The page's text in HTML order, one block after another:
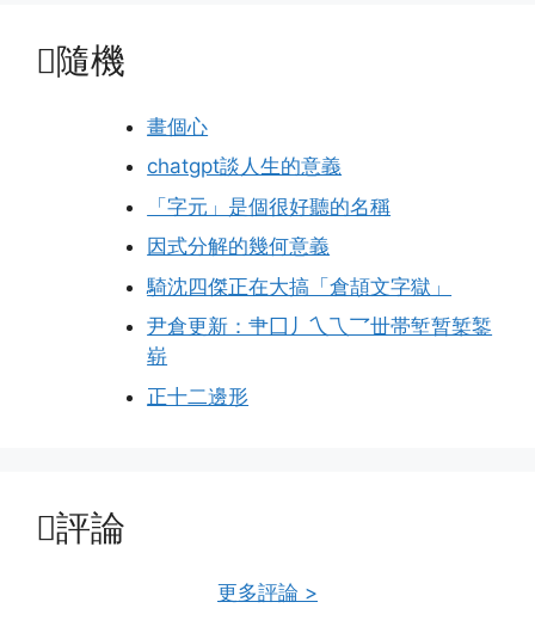
隨機
畫個心
chatgpt談人生的意義
「字元」是個很好聽的名稱
因式分解的幾何意義
騎沈四傑正在大搞「倉頡文字獄」
尹倉更新：肀囗丿乀乁乛丗帯堑暂椠錾
崭
正十二邊形
評論
更多評論 >